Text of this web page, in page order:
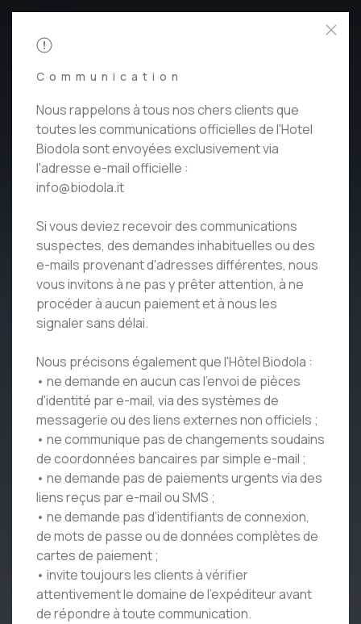
RÉSERVER
Communication
Nous rappelons à tous nos chers clients que
toutes les communications officielles de l'Hotel
Biodola sont envoyées exclusivement via
l'adresse e-mail officielle :
info@biodola.it
Si vous deviez recevoir des communications
suspectes, des demandes inhabituelles ou des
e-mails provenant d'adresses différentes, nous
vous invitons à ne pas y prêter attention, à ne
procéder à aucun paiement et à nous les
signaler sans délai.
Nous précisons également que l'Hôtel Biodola :
• ne demande en aucun cas l'envoi de pièces
d'identité par e-mail, via des systèmes de
messagerie ou des liens externes non officiels ;
• ne communique pas de changements soudains
de coordonnées bancaires par simple e-mail ;
• ne demande pas de paiements urgents via des
liens reçus par e-mail ou SMS ;
• ne demande pas d’identifiants de connexion,
de mots de passe ou de données complètes de
cartes de paiement ;
• invite toujours les clients à vérifier
attentivement le domaine de l’expéditeur avant
de répondre à toute communication.